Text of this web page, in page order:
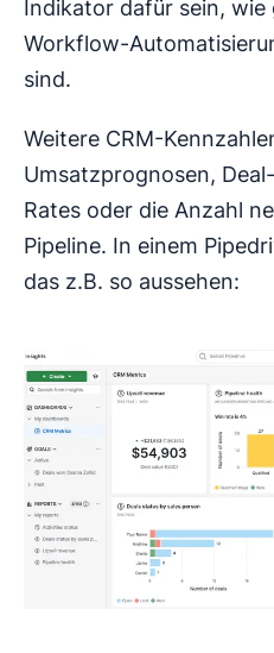
Indikator dafür sein, wie
Workflow-
sind.
Weitere CRM-
Umsatzprognosen,
Rates oder die Anzahl
Pipeline. In einem
das z.B. so aussehen: